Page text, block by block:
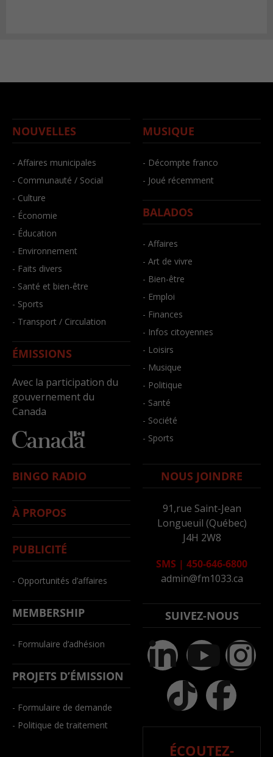
NOUVELLES
- Affaires municipales
- Communauté / Social
- Culture
- Économie
- Éducation
- Environnement
- Faits divers
- Santé et bien-être
- Sports
- Transport / Circulation
ÉMISSIONS
Avec la participation du
gouvernement du
Canada
MUSIQUE
- Décompte franco
- Joué récemment
BALADOS
- Affaires
- Art de vivre
- Bien-être
- Emploi
- Finances
- Infos citoyennes
- Loisirs
- Musique
- Politique
- Santé
- Société
- Sports
BINGO RADIO
À PROPOS
PUBLICITÉ
- Opportunités d’affaires
MEMBERSHIP
- Formulaire d’adhésion
PROJETS D’ÉMISSION
- Formulaire de demande
- Politique de traitement
NOUS JOINDRE
91,rue Saint-Jean
Longueuil (Québec)
J4H 2W8
SMS | 450-646-6800
admin@fm1033.ca
SUIVEZ-NOUS
ÉCOUTEZ-